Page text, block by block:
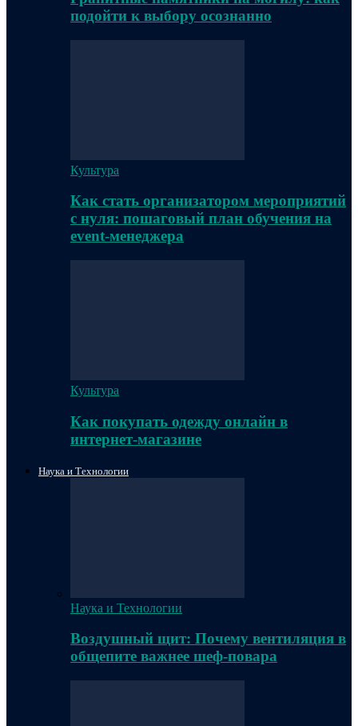
подойти к выбору осознанно
Культура
Как стать организатором мероприятий
с нуля: пошаговый план обучения на
event-менеджера
Культура
Как покупать одежду онлайн в
интернет-магазине
Наука и Технологии
Наука и Технологии
Воздушный щит: Почему вентиляция в
общепите важнее шеф-повара